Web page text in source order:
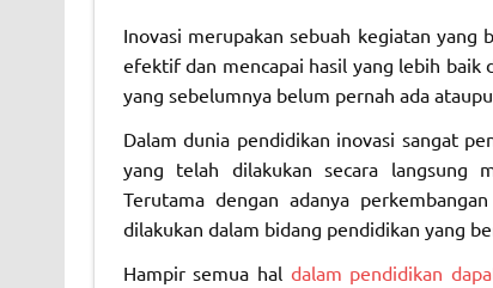
Inovasi merupakan sebuah kegiatan
efektif dan mencapai hasil yang lebih baik
yang sebelumnya belum pernah ada
Dalam dunia pendidikan inovasi sangat
yang telah dilakukan secara langsung
Terutama dengan adanya
dilakukan dalam bidang pendidikan yang
Hampir semua hal dalam pendidikan